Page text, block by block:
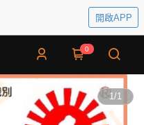
開啟APP
0
1/1